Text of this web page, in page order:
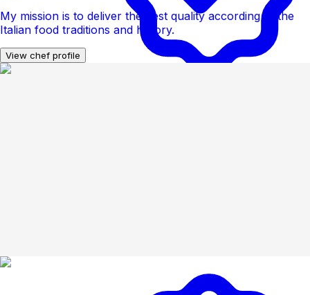
My mission is to deliver the best quality according to the
Italian food traditions and history.
View chef profile